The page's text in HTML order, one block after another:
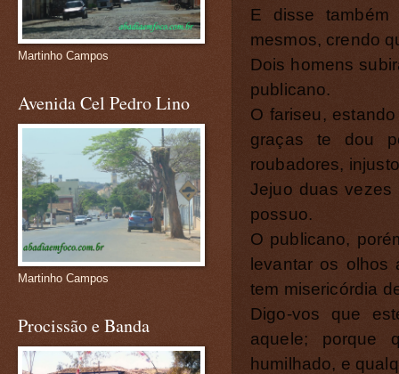
E disse
mesmos, crendo
Dois homens
publicano.
O fariseu,
graças te dou
roubadores,
Jejuo duas
possuo.
O publicano,
levantar os
tem misericórdia
Digo-vos que
aquele; porque
humilhado, e
Martinho Campos
Avenida Cel Pedro Lino
Martinho Campos
Procissão e Banda